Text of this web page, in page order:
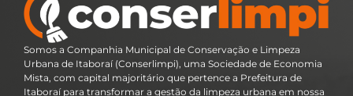
Somos a Companhia Municipal de Conservação e Limpeza
Urbana de Itaboraí (Conserlimpi), uma Sociedade de Economia
Mista, com capital majoritário que pertence a Prefeitura de
Itaboraí para transformar a gestão da limpeza urbana em nossa